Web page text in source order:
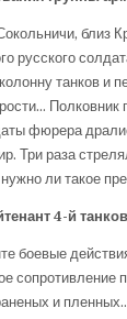
близ
русского
танков и
Полковник
фюрера
Три раза
ли такое
4-й
боевые
сопротивление
и